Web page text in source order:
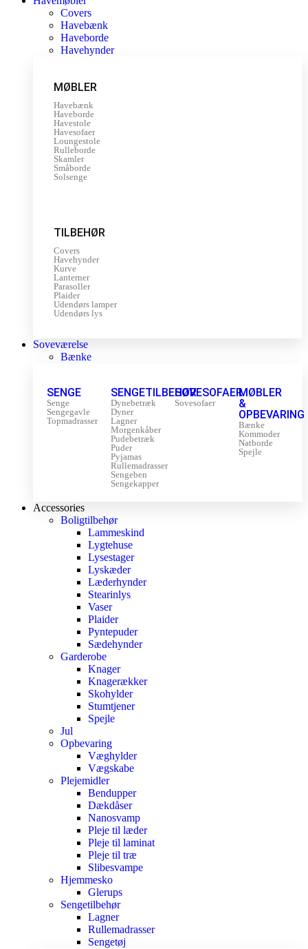
Covers
Havebænk
Haveborde
Havehynder
MØBLER
Havebænk
Haveborde
Havestole
Havesofaer
Loungestole
Rulleborde
Skamler
Småborde
Solsenge
TILBEHØR
Covers
Havehynder
Kurve
Lanterner
Parasoller
Plaider
Udendørs lamper
Udendørs lys
Soveværelse
Bænke
SENGE
Senge
Sengegavle
Topmadrasser
SENGETILBEHØR
Dynebetræk
Dyner
Lagner
Morgenkåber
Pudebetræk
Puder
Pyjamas
Rullemadrasser
Sengeben
Sengekapper
SOVESOFAER
Sovesofaer
MØBLER
&
OPBEVARING
Bænke
Kommoder
Natborde
Spejle
Accessories
Boligtilbehør
Lammeskind
Lygtehuse
Lysestager
Lyskæder
Læderhynder
Stearinlys
Vaser
Plaider
Pyntepuder
Sædehynder
Garderobe
Knager
Knagerækker
Skohylder
Stumtjener
Spejle
Jul
Opbevaring
Væghylder
Vægskabe
Plejemidler
Bendupper
Dækdåser
Nanosvamp
Pleje til læder
Pleje til laminat
Pleje til træ
Slibesvampe
Hjemmesko
Glerups
Sengetilbehør
Lagner
Rullemadrasser
Sengetøj